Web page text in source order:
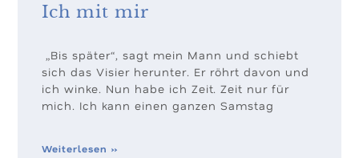
Ich mit mir
„Bis später“, sagt mein Mann und schiebt
sich das Visier herunter. Er röhrt davon und
ich winke. Nun habe ich Zeit. Zeit nur für
mich. Ich kann einen ganzen Samstag
Weiterlesen »